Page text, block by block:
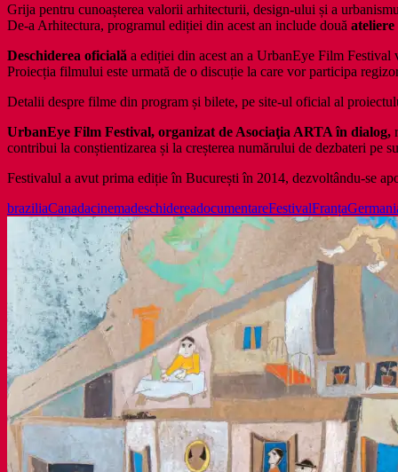
Grija pentru cunoașterea valorii arhitecturii, design-ului și a
De-a Arhitectura, programul ediției din acest an include două
Deschiderea oficială a ediției din acest an a UrbanEye Film Festival
Proiecția filmului este urmată de o discuție la care vor participa
Detalii despre filme din program și bilete, pe site-ul oficial al
UrbanEye Film Festival, organizat de Asociaţia ARTA în dialog,
contribui la conștientizarea și la creșterea numărului de dezbateri pe
Festivalul a avut prima ediție în București în 2014, dezvoltându-se
braziliaCanadacinemadeschidereadocumentareFestivalFranța